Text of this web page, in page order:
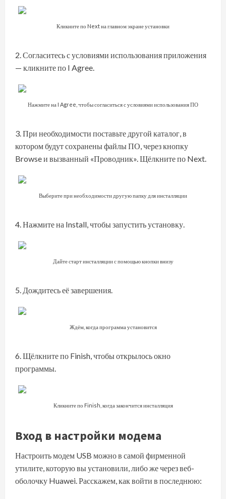
Кликните по Next на главном экране установки
Согласитесь с условиями использования приложения
— кликните по I Agree.
Нажмите на I Agree, чтобы согласиться с условиями использования ПО
При необходимости поставьте другой каталог, в
котором будут сохранены файлы ПО, через кнопку
Browse и вызванный «Проводник». Щёлкните по Next.
Выберите при необходимости другую папку для инсталляции
Нажмите на Install, чтобы запустить установку.
Дайте старт инсталляции с помощью кнопки внизу
Дождитесь её завершения.
Ждём, когда программа установится
Щёлкните по Finish, чтобы открылось окно
программы.
Кликните по Finish, когда закончится инсталляция
Вход в настройки модема
Настроить модем USB можно в самой фирменной
утилите, которую вы установили, либо же через веб-
оболочку Huawei. Расскажем, как войти в последнюю: